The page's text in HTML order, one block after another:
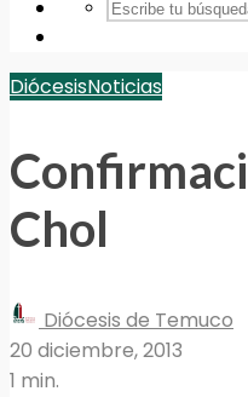
DiócesisNoticias
Chol
Diócesis de Temuco
20 diciembre, 2013
1 min.